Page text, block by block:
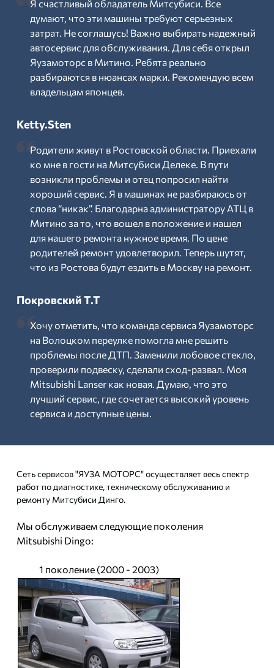
Я счастливый обладатель Митсубиси. Все
думают, что эти машины требуют серьезных
затрат. Не соглашусь! Важно выбирать надежный
автосервис для обслуживания. Для себя открыл
Яузамоторс в Митино. Ребята реально
разбираются в нюансах марки. Рекомендую всем
владельцам японцев.
Ketty.Sten
Родители живут в Ростовской области. Приехали
ко мне в гости на Митсубиси Делеке. В пути
возникли проблемы и отец попросил найти
хороший сервис. Я в машинах не разбираюсь от
слова “никак”. Благодарна администратору АТЦ в
Митино за то, что вошел в положение и нашел
для нашего ремонта нужное время. По цене
родителей ремонт удовлетворил. Теперь шутят,
что из Ростова будут ездить в Москву на ремонт.
Покровский Т.Т
Хочу отметить, что команда сервиса Яузамоторс
на Волоцком переулке помогла мне решить
проблемы после ДТП. Заменили лобовое стекло,
проверили подвеску, сделали сход-развал. Моя
Mitsubishi Lanser как новая. Думаю, что это
лучший сервис, где сочетается высокий уровень
сервиса и доступные цены.
Сеть сервисов "ЯУЗА МОТОРС" осуществляет весь спектр
работ по диагностике, техническому обслуживанию и
ремонту Митсубиси Динго.
Мы обслуживаем следующие поколения
Mitsubishi Dingo:
1 поколение (2000 - 2003)